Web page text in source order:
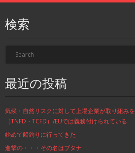
検索
最近の投稿
気候・自然リスクに対して上場企業が取り組み
（TNFD・TCFD）/EUでは義務付けられている
始めて船釣りに行ってきた
進撃の・・・その名はブタナ